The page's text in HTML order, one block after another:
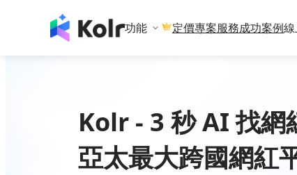
功能 定價專案服務成功案例
Kolr - 3 秒 AI 找網
亞太最大跨國網紅